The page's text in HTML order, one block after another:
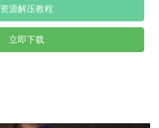
资源解压教程
立即下载